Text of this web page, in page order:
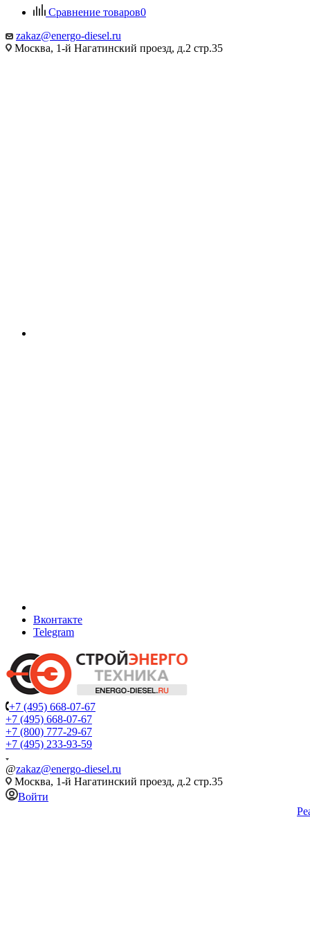
Сравнение товаров0
zakaz@energo-diesel.ru
Москва, 1-й Нагатинский проезд, д.2 стр.35
Вконтакте
Telegram
+7 (495) 668-07-67
+7 (495) 668-07-67
+7 (800) 777-29-67
+7 (495) 233-93-59
@zakaz@energo-diesel.ru
Москва, 1-й Нагатинский проезд, д.2 стр.35
Войти